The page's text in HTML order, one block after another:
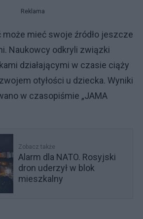
Reklama
może mieć swoje źródło jeszcze
Naukowcy odkryli związki
działającymi w czasie ciąży
otyłości u dziecka. Wyniki
w czasopiśmie „JAMA
Zobacz także
Alarm dla NATO. Rosyjski
dron uderzył w blok
mieszkalny